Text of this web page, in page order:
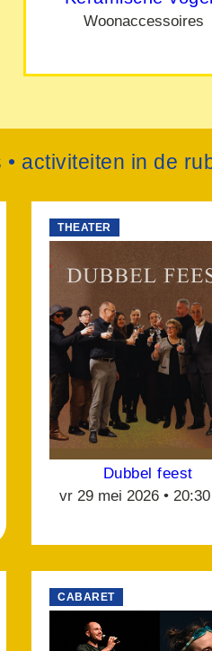
Woonaccessoires
activiteiten in de
THEATER
Dubbel feest
vr 29 mei 2026 •
CABARET